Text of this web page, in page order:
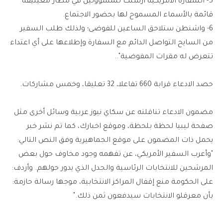
قائمة بالأسماء المسموح لها بحضور الاجتماع.
6- واشنطن ستلاحق الساعين للفوضى؛ ولذلك طلب السفير
من السايح التواصل الدائم مع السفارة وإطلاعها على أي اعتداء
تتعرض له مقرات المفوضية"..
حصد الادعاء قرابة 660 تفاعلا، 32 تعليقا، وخمس مشاركات.
مضمون الادعاء تناقلته عن سكاي نيوز عربية وسائل أخرى مثل
صفحة ليبيا لحظة بلحظة، وموقع اخبارك، كما تم نشر خبر
يحمل ذات المضمون على موقع الجماهيرية وفق النص التالي:
"وأعرب السفير الأمريكي، عن تفهمه وجود مخاوف حول بعض
المرشحين للانتخابات الرئاسية والجدل الذي يدور حولهم. وأردف:
على الحكومة منع إقفال المراكز الانتخابية، موجها رسالة حازمة:
بأن معرقلو الانتخابات سيدفعون ثمن ذلك."